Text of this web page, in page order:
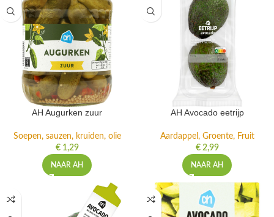
AH Augurken zuur
Soepen, sauzen, kruiden, olie
€1,29
NAAR AH
AH Avocado eetrijp
Aardappel, Groente, Fruit
€2,99
NAAR AH